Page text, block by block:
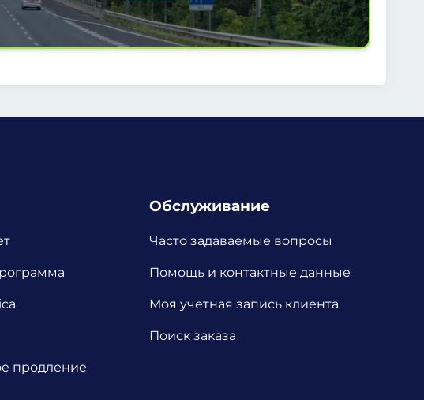
продление
Обслуживание
Часто задаваемые вопросы
Помощь и контактные данные
Моя учетная запись клиента
Поиск заказа